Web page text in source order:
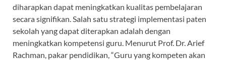
diharapkan dapat meningkatkan kualitas pembelajaran
secara signifikan. Salah satu strategi implementasi paten
sekolah yang dapat diterapkan adalah dengan
meningkatkan kompetensi guru. Menurut Prof. Dr. Arief
Rachman, pakar pendidikan, “Guru yang kompeten akan